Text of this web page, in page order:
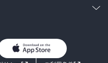
男子向けラノベ
お問い合わせ